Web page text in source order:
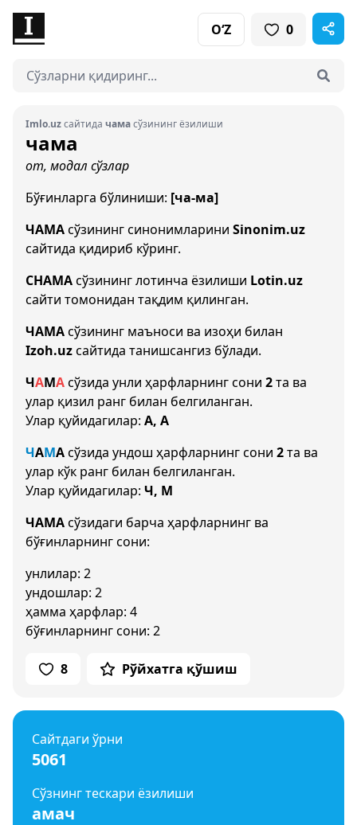
O‘Z 0
Imlo.uzсайтида чамасўзининг ёзилиши
чама
от, модал сўзлар
Бўғинларга бўлиниши: [ча-ма]
ЧАМАсўзининг синонимларини Sinonim.uz
сайтида қидириб кўринг.
CHAMAсўзининг лотинча ёзилиши Lotin.uz
сайти томонидан тақдим қилинган.
ЧАМАсўзининг маъноси ва изоҳи билан
Izoh.uzсайтида танишсангиз бўлади.
ЧАМАсўзида унли ҳарфларнинг сони 2та ва
улар қизил ранг билан белгиланган.
Улар қуйидагилар: А, А
ЧАМАсўзида ундош ҳарфларнинг сони 2та ва
улар кўк ранг билан белгиланган.
Улар қуйидагилар: Ч, М
ЧАМАсўзидаги барча ҳарфларнинг ва
бўғинларнинг сони:
унлилар: 2
ундошлар: 2
ҳамма ҳарфлар: 4
бўғинларнинг сони: 2
8 Рўйхатга қўшиш
Сайтдаги ўрни
5061
Сўзнинг тескари ёзилиши
амач